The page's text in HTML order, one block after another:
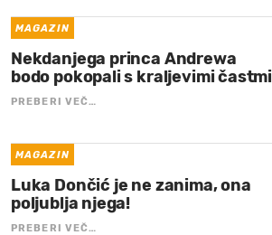
MAGAZIN
Nekdanjega princa Andrewa
bodo pokopali s kraljevimi častmi
PREBERI VEČ…
MAGAZIN
Luka Dončić je ne zanima, ona
poljublja njega!
PREBERI VEČ…